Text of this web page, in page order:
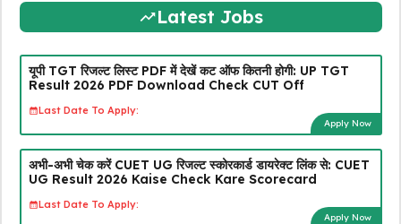
Latest Jobs
यूपी TGT रिजल्ट लिस्ट PDF में देखें कट ऑफ कितनी होगी: UP TGT
Result 2026 PDF Download Check CUT Off
Last Date To Apply:
Apply Now
अभी-अभी चेक करें CUET UG रिजल्ट स्कोरकार्ड डायरेक्ट लिंक से: CUET
UG Result 2026 Kaise Check Kare Scorecard
Last Date To Apply:
Apply Now